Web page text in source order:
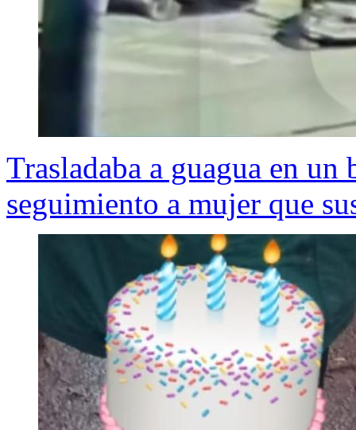
Trasladaba a guagua en
seguimiento a mujer que